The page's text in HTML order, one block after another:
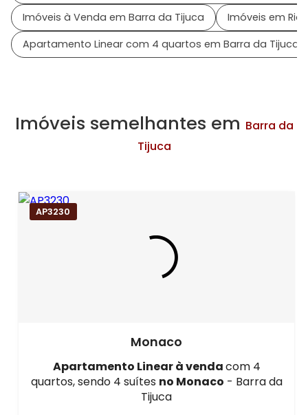
Imóveis à Venda em Barra da Tijuca
Imóveis em Rio
Apartamento Linear com 4 quartos em Barra da Tijuca
Imóveis semelhantes em Barra da
Tijuca
AP3230
Monaco
Apartamento Linear à vendacom 4
quartos, sendo 4 suítes no Monaco - Barra da
Tijuca